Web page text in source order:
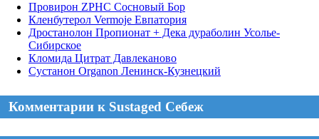
Провирон ZPHC Сосновый Бор
Кленбутерол Vermoje Евпатория
Дростанолон Пропионат + Дека дураболин Усолье-
Сибирское
Кломида Цитрат Давлеканово
Сустанон Organon Ленинск-Кузнецкий
Комментарии к Sustaged Себеж